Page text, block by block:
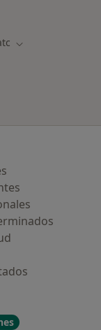
de ciudad
Cambiar de